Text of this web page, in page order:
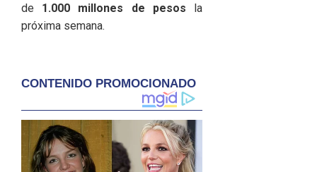
de 1.000 millones de pesos la
próxima semana.